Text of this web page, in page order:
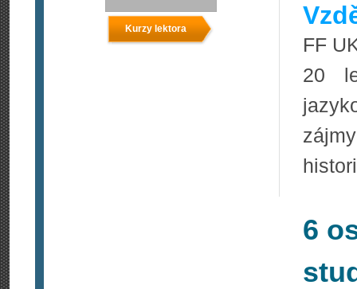
Kurzy lektora
FF
20
6